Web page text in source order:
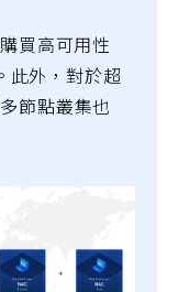
買高可用性
此外，對於超
節點叢集也